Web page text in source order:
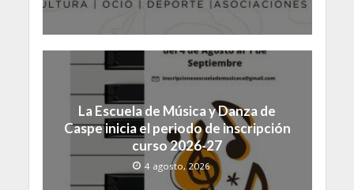
La Escuela de Música y Danza de
Caspe inicia el periodo de inscripción
curso 2026-27
4 agosto, 2026